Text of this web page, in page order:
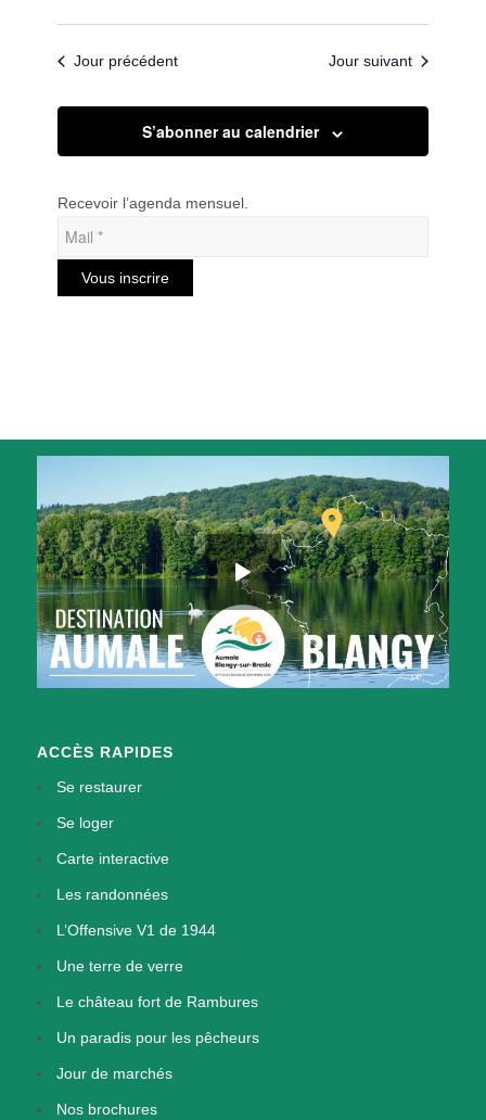
Jour précédent Jour suivant
S’abonner au calendrier
Recevoir l’agenda mensuel.
ACCÈS RAPIDES
Se restaurer
Se loger
Carte interactive
Les randonnées
L’Offensive V1 de 1944
Une terre de verre
Le château fort de Rambures
Un paradis pour les pêcheurs
Jour de marchés
Nos brochures